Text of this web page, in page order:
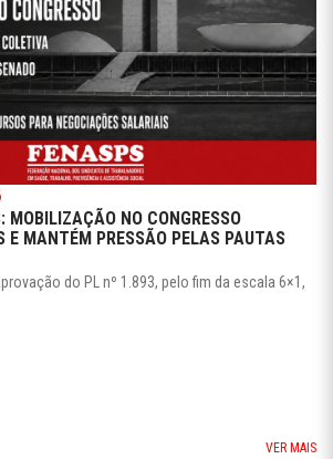
MOBILIZAÇÃO NO CONGRESSO
E MANTÉM PRESSÃO PELAS PAUTAS
do PL nº 1.893, pelo fim da escala 6×1,
VER MAIS